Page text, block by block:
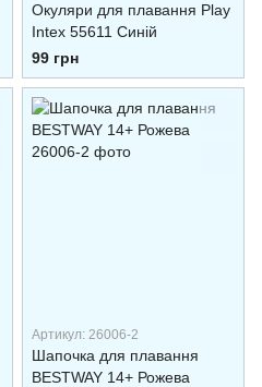
Окуляри для плавання Play
Intex 55611 Синій
99 грн
Артикул: 26006-2
Шапочка для плавання
BESTWAY 14+ Рожева